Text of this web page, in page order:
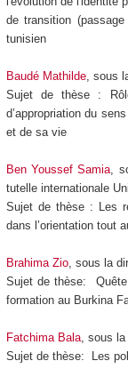
de transition
tunisien
Baudé Mathilde, sous
Sujet de thèse :
d’appropriation du
et de sa vie
Ben Youssef Samia ,
tutelle internationale
Sujet de thèse :
Les
dans l’orientation tout
Brahima Zio, sous la
Sujet de thèse: Quête
formation au Burkina
Fatchima Bala, sous la
Sujet de thèse: Les